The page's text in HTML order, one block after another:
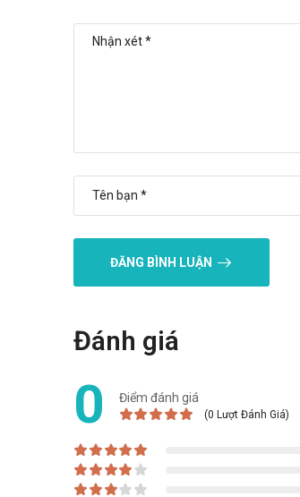
ĐĂNG BÌNH LUẬN
Đánh giá
0 Điểm đánh giá
(0 Lượt Đánh Giá)